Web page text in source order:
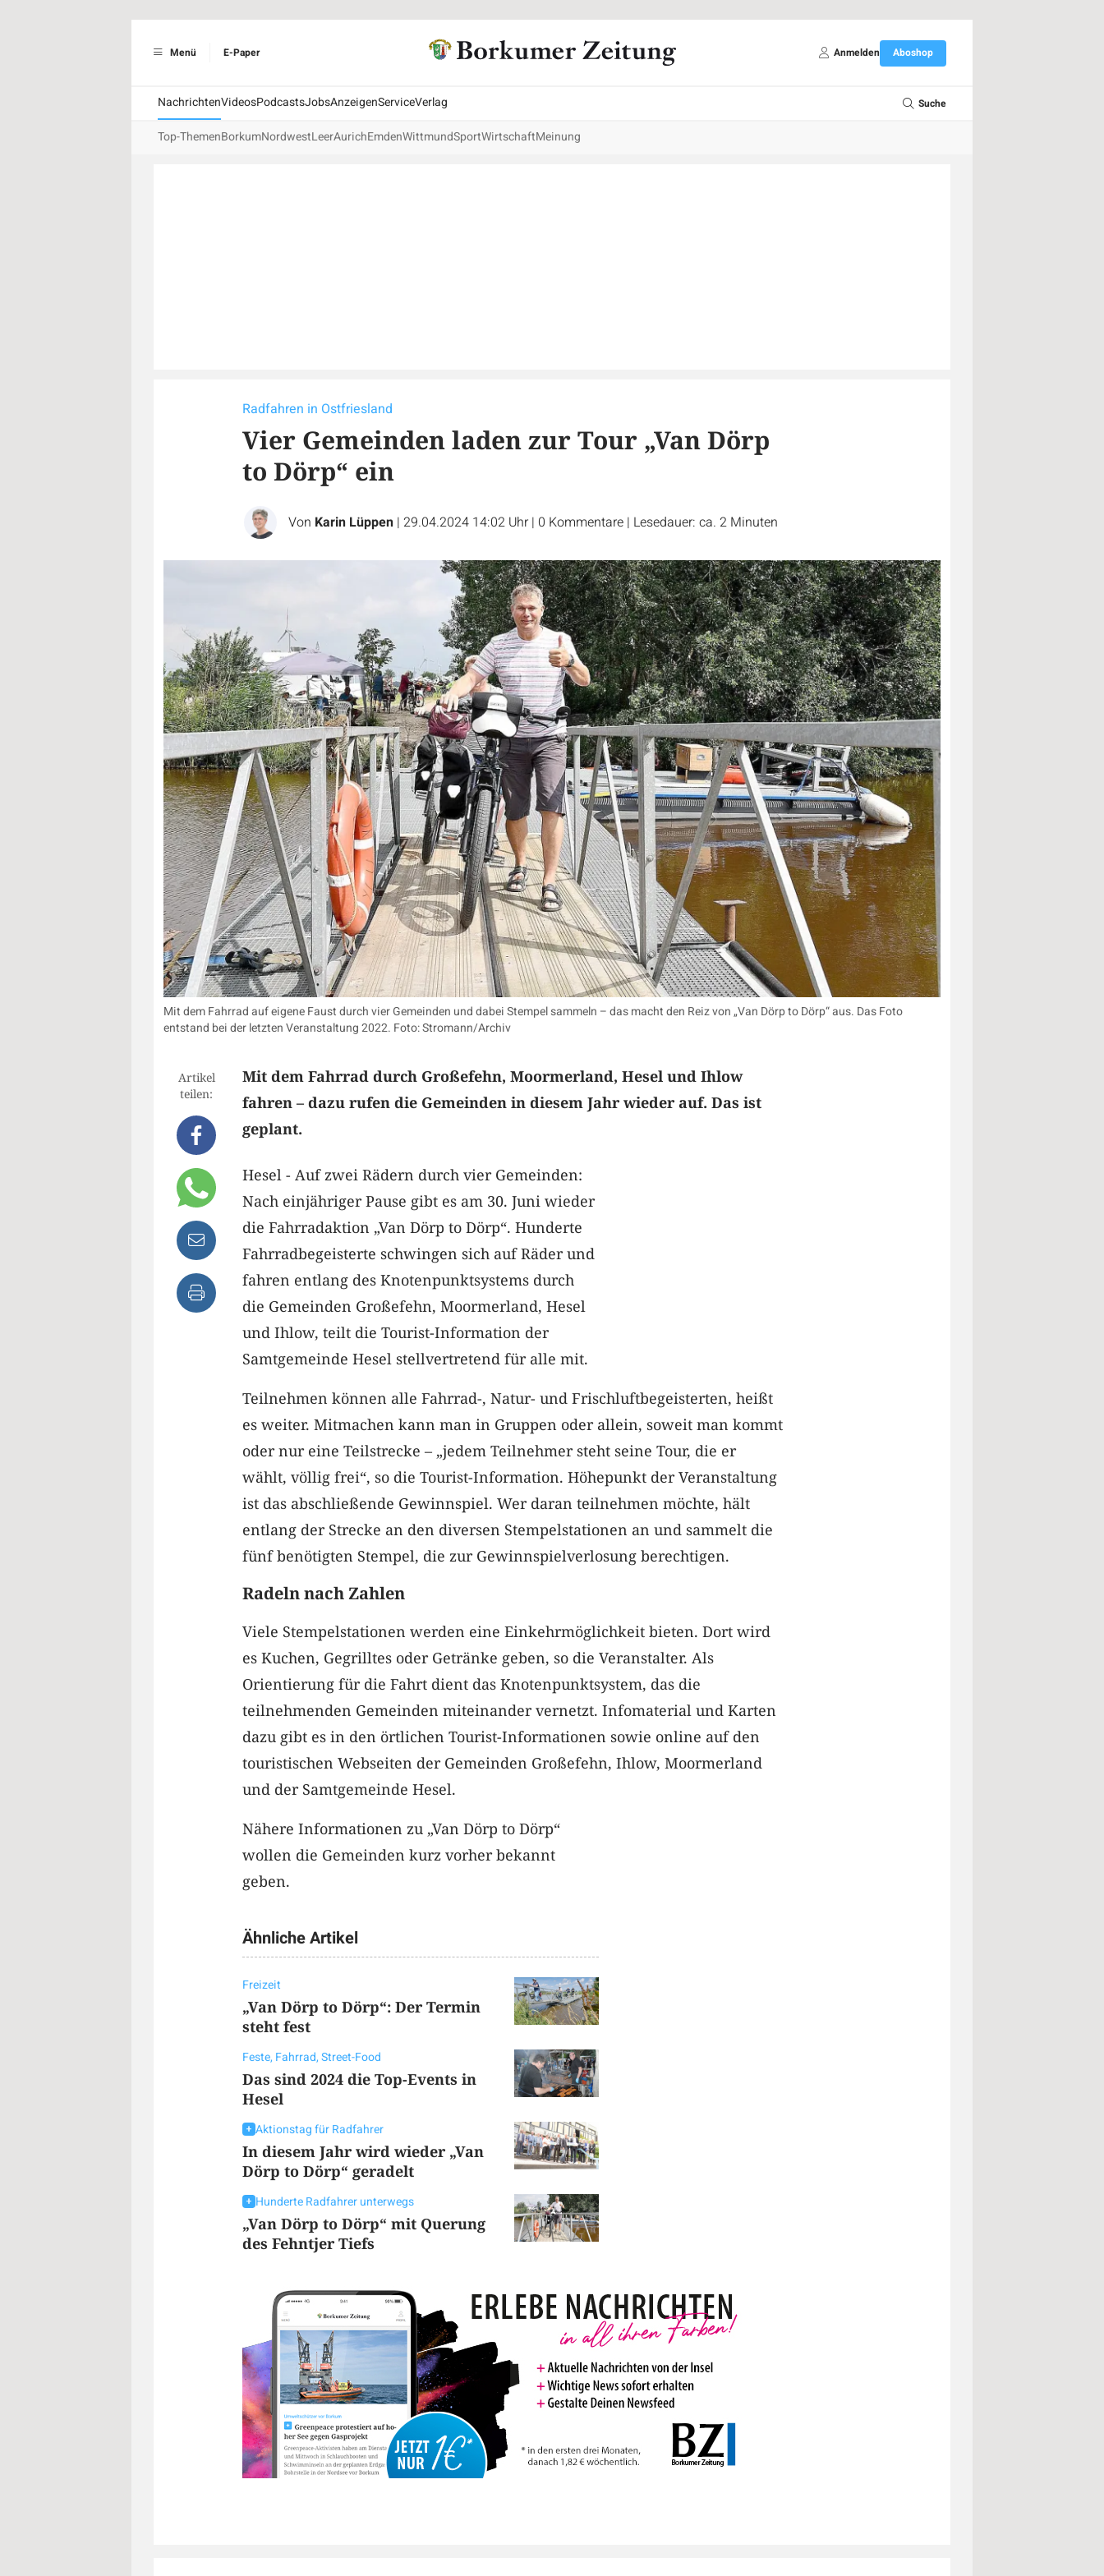
Menü E-Paper Anmelden Aboshop
NachrichtenVideosPodcastsJobsAnzeigenServiceVerlag Suche
Top-ThemenBorkumNordwestLeerAurichEmdenWittmundSportWirtschaftMeinung
Radfahren in Ostfriesland
Vier Gemeinden laden zur Tour „Van Dörp
to Dörp“ ein
Von Karin Lüppen | 29.04.2024 14:02 Uhr | 0 Kommentare | Lesedauer: ca. 2 Minuten
Mit dem Fahrrad auf eigene Faust durch vier Gemeinden und dabei Stempel sammeln – das macht den Reiz von „Van Dörp to Dörp“ aus. Das Foto
entstand bei der letzten Veranstaltung 2022. Foto: Stromann/Archiv
Artikel
teilen:
Mit dem Fahrrad durch Großefehn, Moormerland, Hesel und Ihlow
fahren – dazu rufen die Gemeinden in diesem Jahr wieder auf. Das ist
geplant.
Hesel - Auf zwei Rädern durch vier Gemeinden:
Nach einjähriger Pause gibt es am 30. Juni wieder
die Fahrradaktion „Van Dörp to Dörp“. Hunderte
Fahrradbegeisterte schwingen sich auf Räder und
fahren entlang des Knotenpunktsystems durch
die Gemeinden Großefehn, Moormerland, Hesel
und Ihlow, teilt die Tourist-Information der
Samtgemeinde Hesel stellvertretend für alle mit.
Teilnehmen können alle Fahrrad-, Natur- und Frischluftbegeisterten, heißt
es weiter. Mitmachen kann man in Gruppen oder allein, soweit man kommt
oder nur eine Teilstrecke – „jedem Teilnehmer steht seine Tour, die er
wählt, völlig frei“, so die Tourist-Information. Höhepunkt der Veranstaltung
ist das abschließende Gewinnspiel. Wer daran teilnehmen möchte, hält
entlang der Strecke an den diversen Stempelstationen an und sammelt die
fünf benötigten Stempel, die zur Gewinnspielverlosung berechtigen.
Radeln nach Zahlen
Viele Stempelstationen werden eine Einkehrmöglichkeit bieten. Dort wird
es Kuchen, Gegrilltes oder Getränke geben, so die Veranstalter. Als
Orientierung für die Fahrt dient das Knotenpunktsystem, das die
teilnehmenden Gemeinden miteinander vernetzt. Infomaterial und Karten
dazu gibt es in den örtlichen Tourist-Informationen sowie online auf den
touristischen Webseiten der Gemeinden Großefehn, Ihlow, Moormerland
und der Samtgemeinde Hesel.
Nähere Informationen zu „Van Dörp to Dörp“
wollen die Gemeinden kurz vorher bekannt
geben.
Ähnliche Artikel
Freizeit
„Van Dörp to Dörp“: Der Termin
steht fest
Feste, Fahrrad, Street-Food
Das sind 2024 die Top-Events in
Hesel
Aktionstag für Radfahrer
In diesem Jahr wird wieder „Van
Dörp to Dörp“ geradelt
Hunderte Radfahrer unterwegs
„Van Dörp to Dörp“ mit Querung
des Fehntjer Tiefs